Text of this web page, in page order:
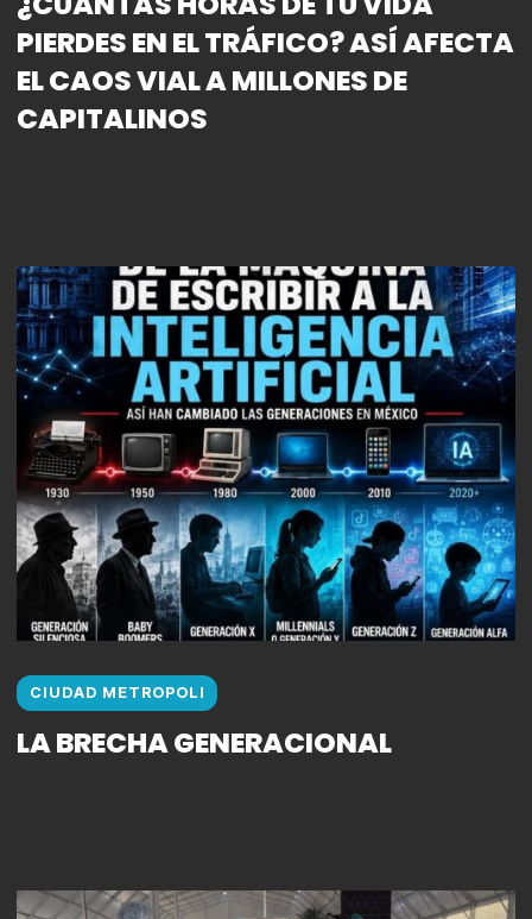
PIERDES EN EL TRÁFICO? ASÍ AFECTA
EL CAOS VIAL A MILLONES DE
CAPITALINOS
CIUDAD METROPOLI
LA BRECHA GENERACIONAL